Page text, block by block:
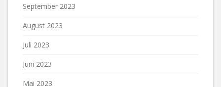
September 2023
August 2023
Juli 2023
Juni 2023
Mai 2023